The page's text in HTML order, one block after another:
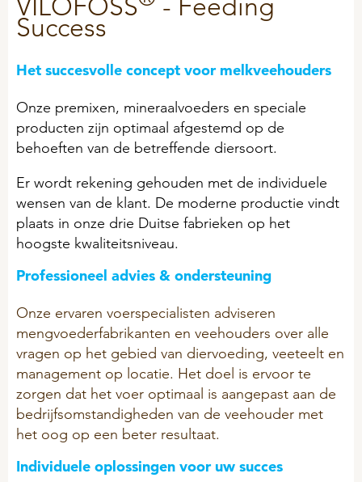
Kälber
Mastrinder
Transitphase
Langlebigkeit
GEFLÜGEL
Hitzestress
Tierwohl
PFERDE
Acid Prevent
Muscle Support
Trypto Relax
Trypto Relax Show
ProtiSpar
PICKStein Geflügel
Stalosan® F
Beschäftigungsmaterial
BIO-Produkte (ÖVO)
Ferkelmilch und Prestarter
Ferkel
Geburts- und Starthilfe
Hygiene
Klauen - Probleme
Mineralfutter
Pflegeprodukte
Problemlöser
Zuchtsauen
STALOSAN® F
PODCAST
Innendienst
Unsere Partner
Unternehmensleitbild
50 Jahre Vilomix
AGB
Entsorgung Verpackungen
General Terms & Conditions
QUALITÄT
Zertifikate
ALLGEMEIN
AUSBILDUNG
OFFENE STELLEN
NACHHALTIGKEIT
VILOFOSS - Feeding
Success
Het succesvolle concept voor melkveehouders
Onze premixen, mineraalvoeders en speciale
producten zijn optimaal afgestemd op de
behoeften van de betreffende diersoort.
Er wordt rekening gehouden met de individuele
wensen van de klant. De moderne productie vindt
plaats in onze drie Duitse fabrieken op het
hoogste kwaliteitsniveau.
Professioneel advies & ondersteuning
Onze ervaren voerspecialisten adviseren
mengvoederfabrikanten en veehouders over alle
vragen op het gebied van diervoeding, veeteelt en
management op locatie. Het doel is ervoor te
zorgen dat het voer optimaal is aangepast aan de
bedrijfsomstandigheden van de veehouder met
het oog op een beter resultaat.
Individuele oplossingen voor uw succes